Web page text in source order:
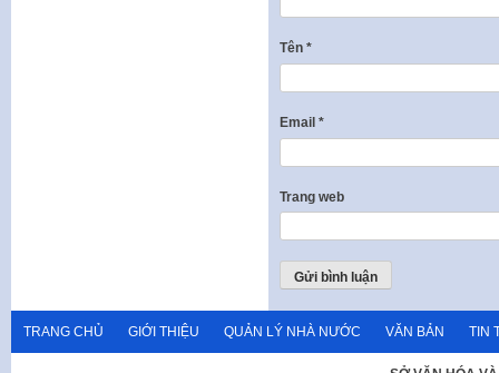
Tên *
Email *
Trang web
TRANG CHỦ GIỚI THIỆU QUẢN LÝ NHÀ NƯỚC VĂN BẢN TIN